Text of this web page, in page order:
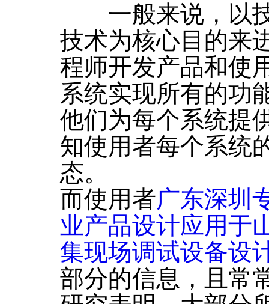
一般来说，以技
技术为核心目的来
程师开发产品和使
系统实现所有的功
他们为每个系统提
知使用者每个系统
态。
而使用者广东深圳
业产品设计应用于
集现场调试设备设
部分的信息，且常